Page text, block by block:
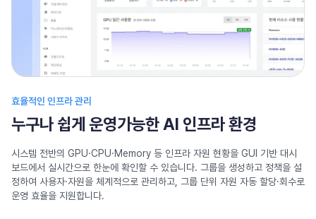
효율적인 인프라 관리
누구나 쉽게 운영가능한 AI 인프라 환경
시스템 전반의 GPU·CPU·Memory 등 인프라 자원 현황을 GUI 기반 대시
보드에서 실시간으로 한눈에 확인할 수 있습니다. 그룹을 생성하고 정책을 설
정하여 사용자·자원을 체계적으로 관리하고, 그룹 단위 자원 자동 할당·회수로
운영 효율을 지원합니다.